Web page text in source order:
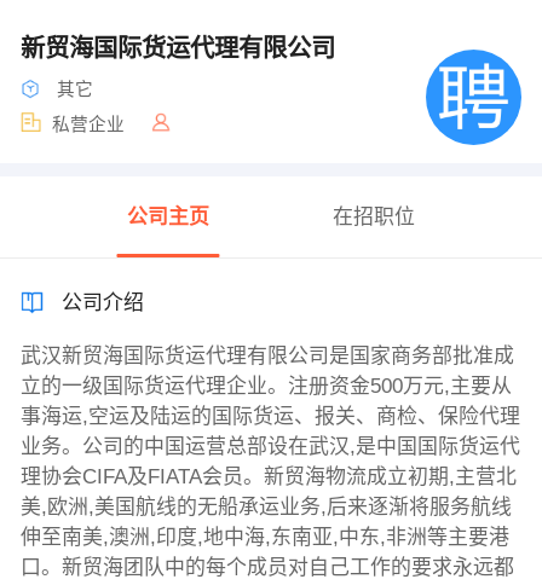
新贸海国际货运代理有限公司
其它
私营企业
公司主页 在招职位
公司介绍
武汉新贸海国际货运代理有限公司是国家商务部批准成
立的一级国际货运代理企业。注册资金500万元,主要从
事海运,空运及陆运的国际货运、报关、商检、保险代理
业务。公司的中国运营总部设在武汉,是中国国际货运代
理协会CIFA及FIATA会员。新贸海物流成立初期,主营北
美,欧洲,美国航线的无船承运业务,后来逐渐将服务航线
伸至南美,澳洲,印度,地中海,东南亚,中东,非洲等主要港
口。新贸海团队中的每个成员对自己工作的要求永远都